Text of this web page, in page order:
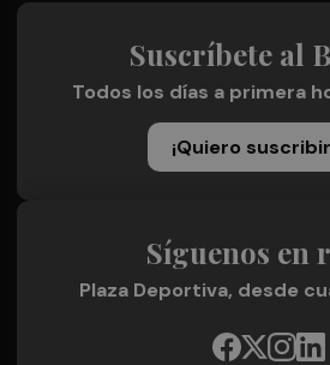
Suscríbete al
Todos los días a primera
¡Quiero
Síguenos en
Plaza Deportiva, desde